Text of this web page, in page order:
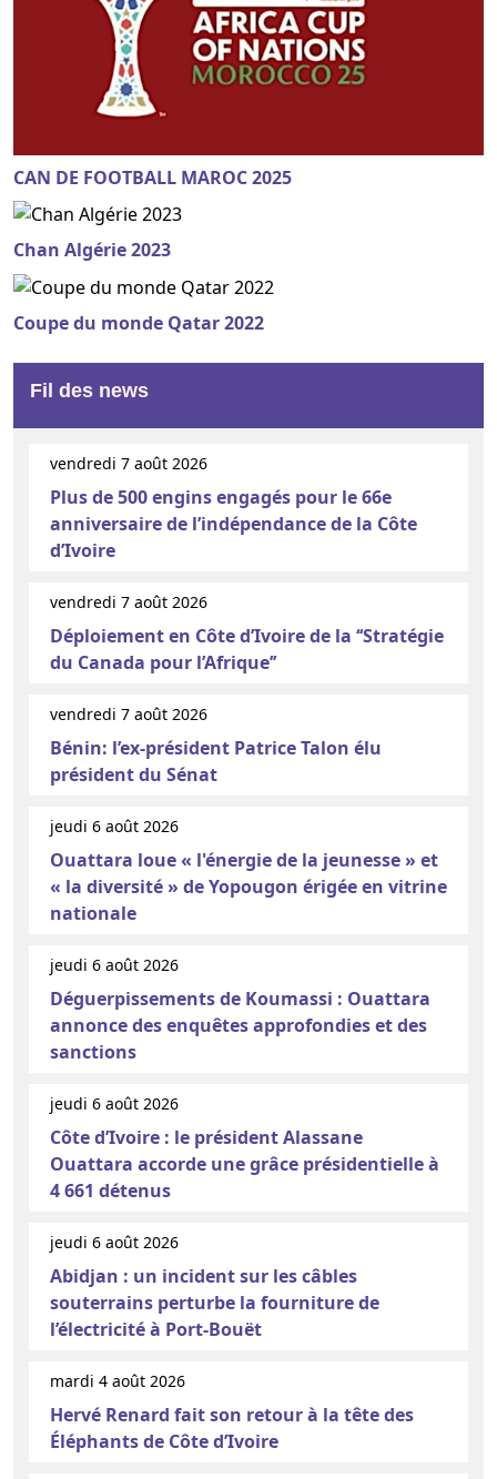
CAN DE FOOTBALL MAROC 2025
Chan Algérie 2023
Coupe du monde Qatar 2022
Fil des news
vendredi 7 août 2026
Plus de 500 engins engagés pour le 66e
anniversaire de l’indépendance de la Côte
d’Ivoire
vendredi 7 août 2026
Déploiement en Côte d’Ivoire de la ‘‘Stratégie
du Canada pour l’Afrique’’
vendredi 7 août 2026
Bénin: l’ex-président Patrice Talon élu
président du Sénat
jeudi 6 août 2026
Ouattara loue « l'énergie de la jeunesse » et
« la diversité » de Yopougon érigée en vitrine
nationale
jeudi 6 août 2026
Déguerpissements de Koumassi : Ouattara
annonce des enquêtes approfondies et des
sanctions
jeudi 6 août 2026
Côte d’Ivoire : le président Alassane
Ouattara accorde une grâce présidentielle à
4 661 détenus
jeudi 6 août 2026
Abidjan : un incident sur les câbles
souterrains perturbe la fourniture de
l’électricité à Port-Bouët
mardi 4 août 2026
Hervé Renard fait son retour à la tête des
Éléphants de Côte d’Ivoire